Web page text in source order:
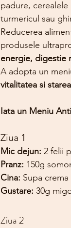
padure,
turmericul sau
Reducerea
produsele
energie, digestie
A adopta un
vitalitatea si
Iata un Meniu
Ziua 1
Mic dejun: 2 felii
Pranz: 150g
Cina: Supa
Gustare: 30g
Ziua 2